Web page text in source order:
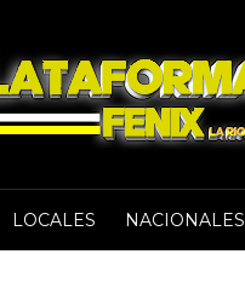
LOCALES NACIONALES